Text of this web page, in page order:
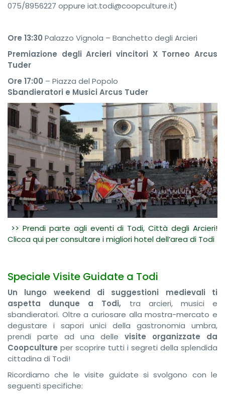
075/8956227 oppure iat.todi@coopculture.it)
Ore 13:30 Palazzo Vignola – Banchetto degli Arcieri
Premiazione degli Arcieri vincitori X Torneo Arcus
Tuder
Ore 17:00 – Piazza del Popolo
Sbandieratori e Musici Arcus Tuder
>> Prendi parte agli eventi di Todi, Città degli Arcieri!
Clicca qui per consultare i migliori hotel dell’area di Todi
Speciale Visite Guidate a Todi
Un lungo weekend di suggestioni medievali ti
aspetta dunque a Todi, tra arcieri, musici e
sbandieratori. Oltre a curiosare alla mostra-mercato e
degustare i sapori unici della gastronomia umbra,
prendi parte ad una delle visite organizzate da
Coopculture per scoprire tutti i segreti della splendida
cittadina di Todi!
Ricordiamo che le visite guidate si svolgono con le
seguenti specifiche: